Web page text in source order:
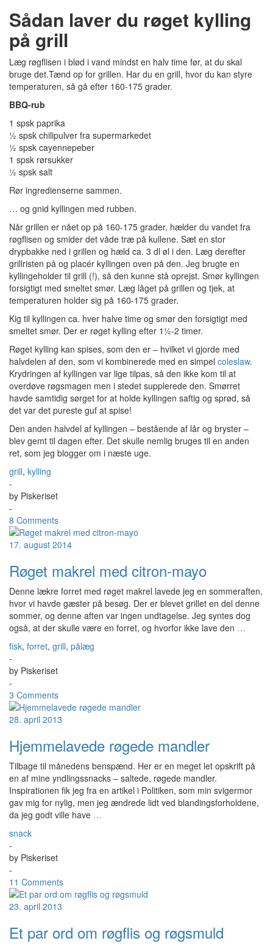
Sådan laver du røget kylling
på grill
Læg røgflisen i blød i vand mindst en halv time før, at du skal
bruge det.Tænd op for grillen. Har du en grill, hvor du kan styre
temperaturen, så gå efter 160-175 grader.
BBQ-rub
1 spsk paprika
½ spsk chilipulver fra supermarkedet
½ spsk cayennepeber
1 spsk rørsukker
½ spsk salt
Rør ingredienserne sammen.
… og gnid kyllingen med rubben.
Når grillen er nået op på 160-175 grader, hælder du vandet fra
røgflisen og smider det våde træ på kullene. Sæt en stor
drypbakke ned i grillen og hæld ca. 3 dl øl i den. Læg derefter
grillristen på og placér kyllingen oven på den. Jeg brugte en
kyllingeholder til grill (!), så den kunne stå oprejst. Smør kyllingen
forsigtigt med smeltet smør. Læg låget på grillen og tjek, at
temperaturen holder sig på 160-175 grader.
Kig til kyllingen ca. hver halve time og smør den forsigtigt med
smeltet smør. Der er røget kylling efter 1½-2 timer.
Røget kylling kan spises, som den er – hvilket vi gjorde med
halvdelen af den, som vi kombinerede med en simpel coleslaw.
Krydringen af kyllingen var lige tilpas, så den ikke kom til at
overdøve røgsmagen men i stedet supplerede den. Smørret
havde samtidig sørget for at holde kyllingen saftig og sprød, så
det var det pureste guf at spise!
Den anden halvdel af kyllingen – bestående af lår og bryster –
blev gemt til dagen efter. Det skulle nemlig bruges til en anden
ret, som jeg blogger om i næste uge.
grill, kylling
-
by Piskeriset
-
8 Comments
17. august 2014
Røget makrel med citron-mayo
Denne lækre forret med røget makrel lavede jeg en sommeraften,
hvor vi havde gæster på besøg. Der er blevet grillet en del denne
sommer, og denne aften var ingen undtagelse. Jeg syntes dog
også, at der skulle være en forret, og hvorfor ikke lave den …
fisk, forret, grill, pålæg
-
by Piskeriset
-
3 Comments
28. april 2013
Hjemmelavede røgede mandler
Tilbage til månedens benspænd. Her er en meget let opskrift på
en af mine yndlingssnacks – saltede, røgede mandler.
Inspirationen fik jeg fra en artikel i Politiken, som min svigermor
gav mig for nylig, men jeg ændrede lidt ved blandingsforholdene,
da jeg godt ville have …
snack
-
by Piskeriset
-
11 Comments
23. april 2013
Et par ord om røgflis og røgsmuld